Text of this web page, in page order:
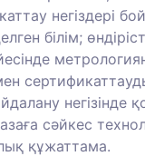
негіздері
білім;
негізінде
сәйкес
құжаттама.